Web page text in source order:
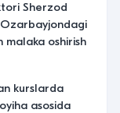
Sherzod
Ozarbayjondagi
malaka oshirish
kurslarda
asosida